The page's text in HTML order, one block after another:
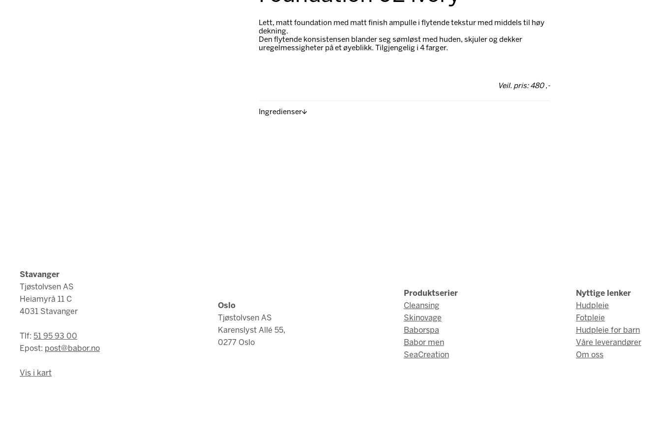
Lett, matt foundation med matt finish ampulle i flytende tekstur med middels til høy
dekning.
Den flytende konsistensen blander seg sømløst med huden, skjuler og dekker
uregelmessigheter på et øyeblikk. Tilgjengelig i 4 farger.
Veil. pris: 480 ,-
Ingredienser
Stavanger
Tjøstolvsen AS
Heiamyrå 11 C
4031 Stavanger
Tlf: 51 95 93 00
Epost: post@babor.no
Vis i kart
Oslo
Tjøstolvsen AS
Karenslyst Allé 55,
0277 Oslo
Produktserier
Cleansing
Skinovage
Baborspa
Babor men
SeaCreation
Nyttige lenker
Hudpleie
Fotpleie
Hudpleie for barn
Våre leverandører
Om oss